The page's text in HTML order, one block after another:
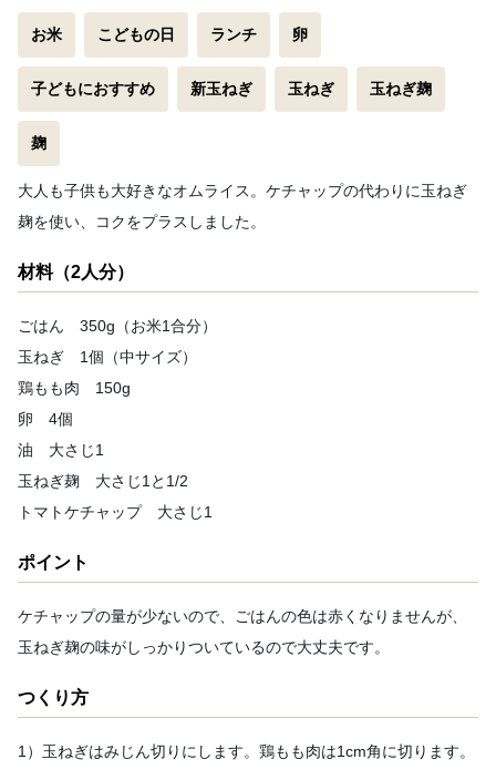
お米 こどもの日 ランチ 卵
子どもにおすすめ 新玉ねぎ 玉ねぎ 玉ねぎ麹
麹
大人も子供も大好きなオムライス。ケチャップの代わりに玉ねぎ
麹を使い、コクをプラスしました。
材料（2人分）
ごはん 350g（お米1合分）
玉ねぎ 1個（中サイズ）
鶏もも肉 150g
卵 4個
油 大さじ1
玉ねぎ麹 大さじ1と1/2
トマトケチャップ 大さじ1
ポイント
ケチャップの量が少ないので、ごはんの色は赤くなりませんが、
玉ねぎ麹の味がしっかりついているので大丈夫です。
つくり方
1）玉ねぎはみじん切りにします。鶏もも肉は1cm角に切ります。